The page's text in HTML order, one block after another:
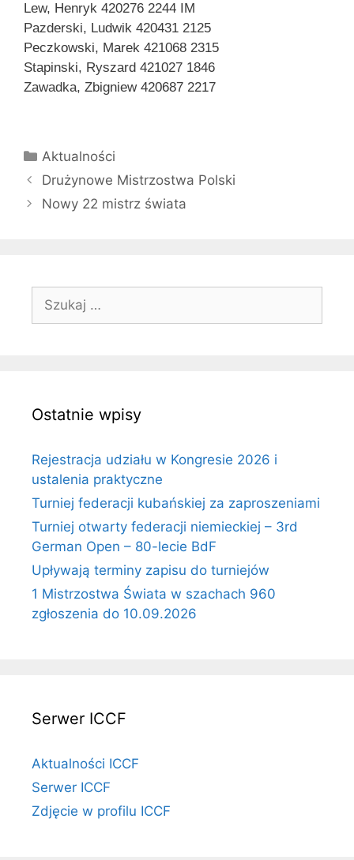
Lew, Henryk 420276 2244 IM
Pazderski, Ludwik 420431 2125
Peczkowski, Marek 421068 2315
Stapinski, Ryszard 421027 1846
Zawadka, Zbigniew 420687 2217
Kategorie
Aktualności
Drużynowe Mistrzostwa Polski
Nowy 22 mistrz świata
Ostatnie wpisy
Rejestracja udziału w Kongresie 2026 i
ustalenia praktyczne
Turniej federacji kubańskiej za zaproszeniami
Turniej otwarty federacji niemieckiej – 3rd
German Open – 80-lecie BdF
Upływają terminy zapisu do turniejów
1 Mistrzostwa Świata w szachach 960
zgłoszenia do 10.09.2026
Serwer ICCF
Aktualności ICCF
Serwer ICCF
Zdjęcie w profilu ICCF